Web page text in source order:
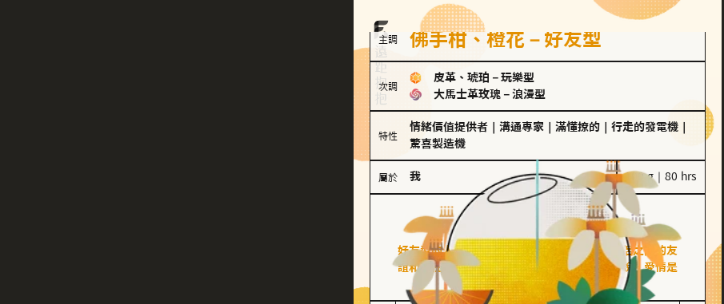
主調 佛手柑、橙花－好友型
次調
皮革、琥珀 － 玩樂型
大馬士革玫瑰 － 浪漫型
特性
情緒價值提供者 溝通專家 滿懂撩的 行走的發電機
驚喜製造機
屬於 我 100 g｜80 hrs
好友型的人喜歡分享生活中的點滴，重視與伴侶之間的友
誼和信任，穩定感是重要的關鍵詞。對他們來說，愛情是
心靈深處的共鳴和理解。